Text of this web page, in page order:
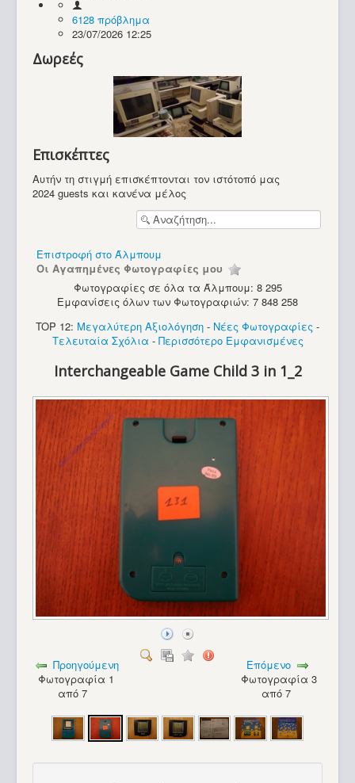
6128 πρόβλημα
23/07/2026 12:25
Δωρεές
Επισκέπτες
Αυτήν τη στιγμή επισκέπτονται τον ιστότοπό μας
2024 guests και κανένα μέλος
Επιστροφή στο Άλμπουμ
Οι Αγαπημένες Φωτογραφίες μου
Φωτογραφίες σε όλα τα Άλμπουμ: 8 295
Εμφανίσεις όλων των Φωτογραφιών: 7 848 258
TOP 12: Μεγαλύτερη Αξιολόγηση - Νέες Φωτογραφίες -
Τελευταία Σχόλια - Περισσότερο Εμφανισμένες
Interchangeable Game Child 3 in 1_2
Προηγούμενη
Φωτογραφία 1
από 7
Επόμενο
Φωτογραφία 3
από 7